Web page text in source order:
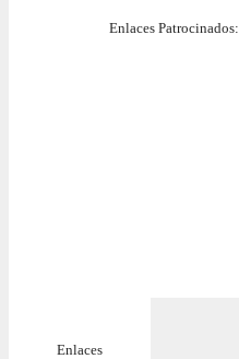
Enlaces Patrocinados:
Enlaces